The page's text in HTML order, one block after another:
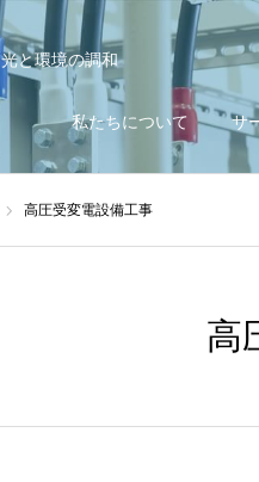
光と環境の調和
私たちについて サ
高圧受変電設備工事
高